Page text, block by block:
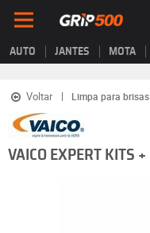
AUTO JANTES MOTA
Voltar Limpa para brisas
VAICO EXPERT KITS +